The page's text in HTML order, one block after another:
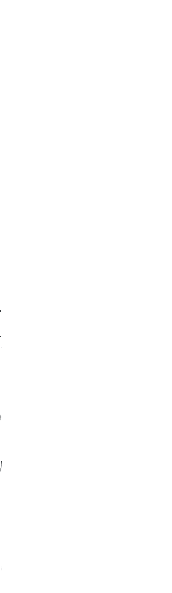
entrypoint-
mysql
root
watari/